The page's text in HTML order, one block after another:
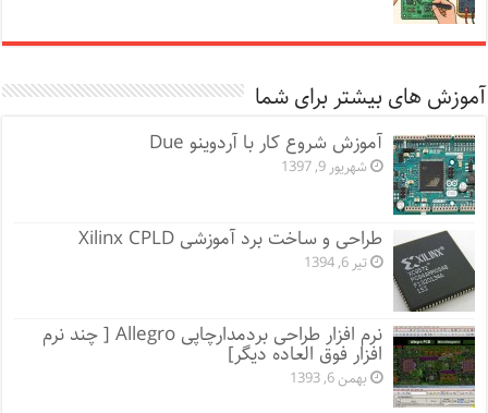
آموزش های بیشتر برای شما
آموزش شروع کار با آردوینو Due
شهریور 9, 1397
طراحی و ساخت برد آموزشی Xilinx CPLD
تیر 6, 1394
نرم افزار طراحی بردمدارچاپی Allegro [ چند نرم
افزار فوق العاده دیگر]
بهمن 6, 1393